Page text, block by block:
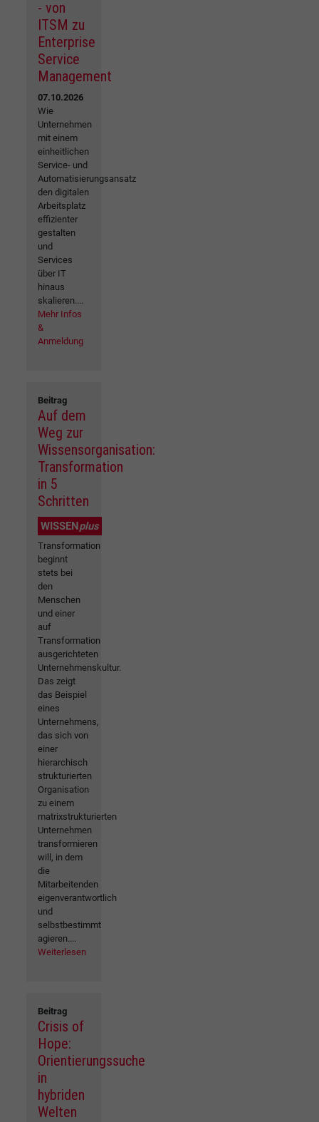
- von
ITSM zu
Enterprise
Service
Management
07.10.2026
Wie
Unternehmen
mit einem
einheitlichen
Service- und
Automatisierungsansatz
den digitalen
Arbeitsplatz
effizienter
gestalten
und
Services
über IT
hinaus
skalieren....
Mehr Infos
&
Anmeldung
Beitrag
Auf dem
Weg zur
Wissensorganisation:
Transformation
in 5
Schritten
WISSENplus
Transformation
beginnt
stets bei
den
Menschen
und einer
auf
Transformation
ausgerichteten
Unternehmenskultur.
Das zeigt
das Beispiel
eines
Unternehmens,
das sich von
einer
hierarchisch
strukturierten
Organisation
zu einem
matrixstrukturierten
Unternehmen
transformieren
will, in dem
die
Mitarbeitenden
eigenverantwortlich
und
selbstbestimmt
agieren....
Weiterlesen
Beitrag
Crisis of
Hope:
Orientierungssuche
in
hybriden
Welten